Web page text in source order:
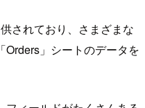
されており、さまざまな
」シートのデータを